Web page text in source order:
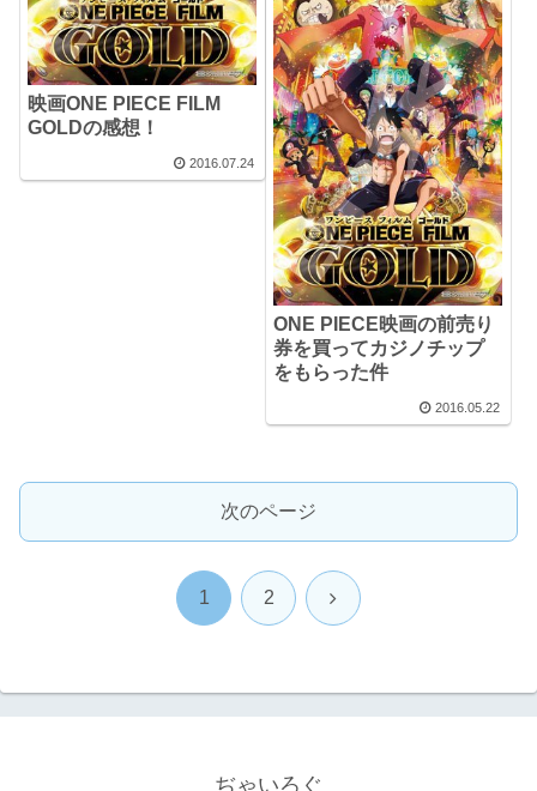
映画ONE PIECE FILM
GOLDの感想！
2016.07.24
ONE PIECE映画の前売り
券を買ってカジノチップ
をもらった件
2016.05.22
次のページ
1 2 次
ぢゃいろぐ